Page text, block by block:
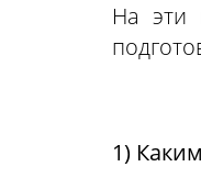
На эти
1)